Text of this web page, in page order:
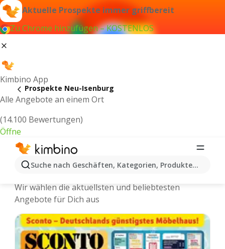
Aktuelle Prospekte immer griffbereit
Zu Chrome hinzufügen – KOSTENLOS
Kimbino App
Alle Angebote an einem Ort
(14.100 Bewertungen)
Öffne
Suche nach Geschäften, Kategorien, Produkten...
Prospekte Neu-Isenburg
Neu-Isenburg - Neuste Prospekte und
Wir wählen die aktuellsten und beliebtesten
Angebote für Dich aus